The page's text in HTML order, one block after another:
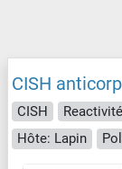
CISH
CISH
Hôte: Lapin